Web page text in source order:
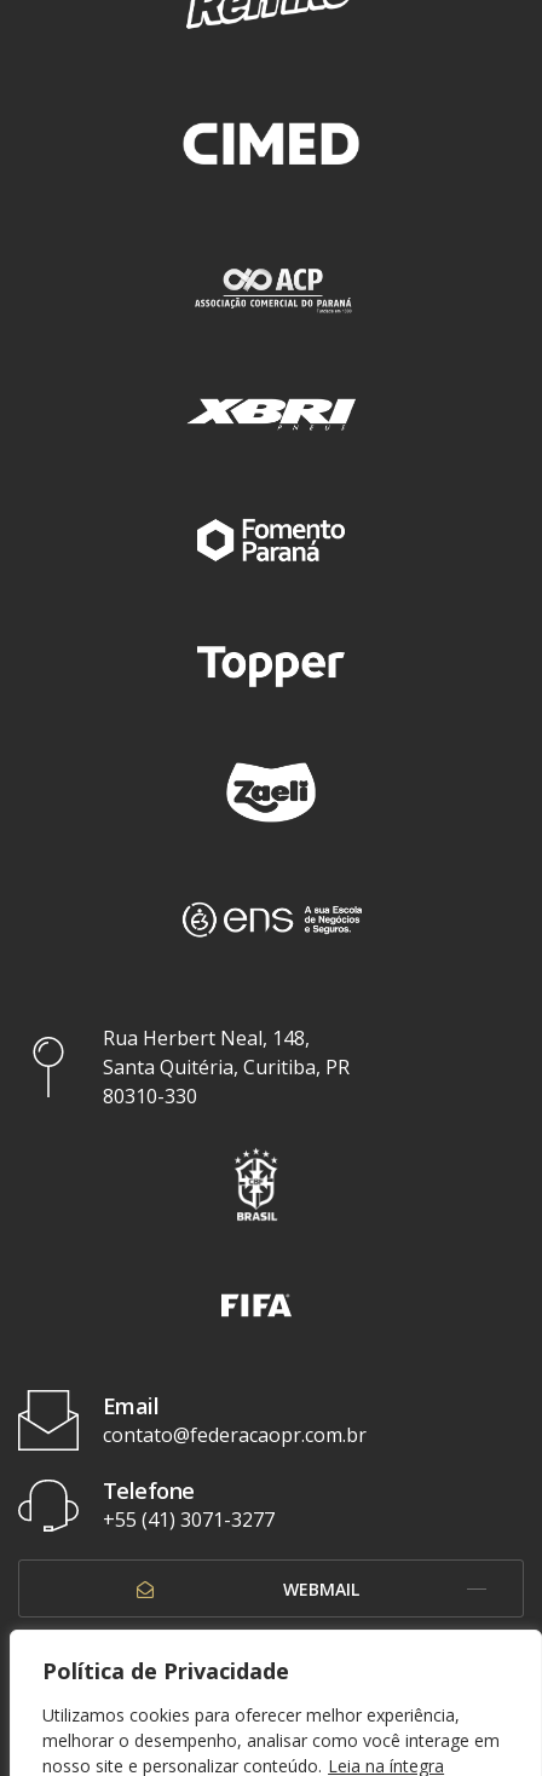
Política de Privacidade
Utilizamos cookies para oferecer melhor experiência,
melhorar o desempenho, analisar como você interage em
nosso site e personalizar conteúdo. Leia na íntegra
Rua Herbert Neal, 148,
Santa Quitéria, Curitiba, PR
80310-330
Email
contato@federacaopr.com.br
Telefone
+55 (41) 3071-3277
WEBMAIL
OUVIDORIA